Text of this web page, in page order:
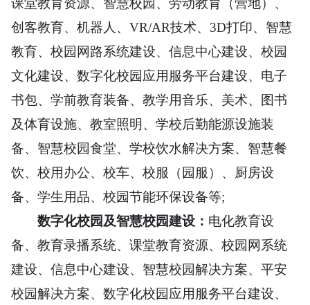
创客教育、机器人、VR/AR技术、3D打印、智慧
教育、校园网路系统建设、信息中心建设、校园
文化建设、数字化校园应用服务平台建设、电子
书包、学前教育装备、教学用音乐、美术、图书
及体育设施、教室照明、学校后勤能源设施装
备、智慧校园食堂、学校饮水解决方案、智慧餐
饮、校用办公、校车、校服（园服）、厨房设
备、学生用品、校园节能环保设备等;
数字化校园及智慧校园建设： 电化教育设
备、教育录播系统、课堂教育资源、校园网系统
建设、信息中心建设、智慧校园解决方案、平安
校园解决方案、数字化校园应用服务平台建设、